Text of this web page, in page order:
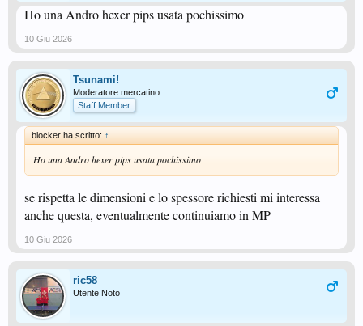
Ho una Andro hexer pips usata pochissimo
10 Giu 2026
Tsunami!
Moderatore mercatino
Staff Member
blocker ha scritto: ↑
Ho una Andro hexer pips usata pochissimo
se rispetta le dimensioni e lo spessore richiesti mi interessa
anche questa, eventualmente continuiamo in MP
10 Giu 2026
ric58
Utente Noto